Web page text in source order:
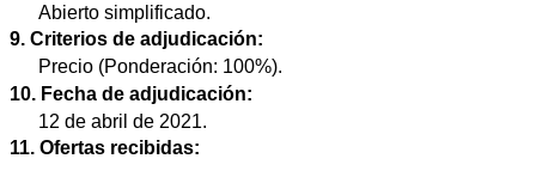
Abierto simplificado.
9. Criterios de adjudicación:
Precio (Ponderación: 100%).
10. Fecha de adjudicación:
12 de abril de 2021.
11. Ofertas recibidas: